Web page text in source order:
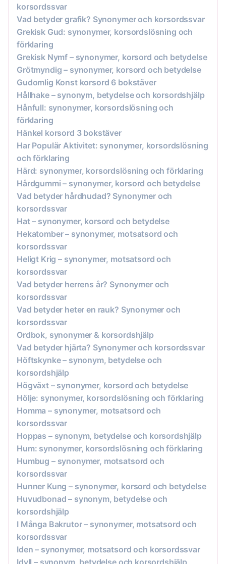
korsordssvar
Vad betyder grafik? Synonymer och korsordssvar
Grekisk Gud: synonymer, korsordslösning och
förklaring
Grekisk Nymf – synonymer, korsord och betydelse
Grötmyndig – synonymer, korsord och betydelse
Gudomlig Konst korsord 6 bokstäver
Hållhake – synonym, betydelse och korsordshjälp
Hånfull: synonymer, korsordslösning och
förklaring
Hänkel korsord 3 bokstäver
Har Populär Aktivitet: synonymer, korsordslösning
och förklaring
Härd: synonymer, korsordslösning och förklaring
Hårdgummi – synonymer, korsord och betydelse
Vad betyder hårdhudad? Synonymer och
korsordssvar
Hat – synonymer, korsord och betydelse
Hekatomber – synonymer, motsatsord och
korsordssvar
Heligt Krig – synonymer, motsatsord och
korsordssvar
Vad betyder herrens år? Synonymer och
korsordssvar
Vad betyder heter en rauk? Synonymer och
korsordssvar
Ordbok, synonymer & korsordshjälp
Vad betyder hjärta? Synonymer och korsordssvar
Höftskynke – synonym, betydelse och
korsordshjälp
Högväxt – synonymer, korsord och betydelse
Hölje: synonymer, korsordslösning och förklaring
Homma – synonymer, motsatsord och
korsordssvar
Hoppas – synonym, betydelse och korsordshjälp
Hum: synonymer, korsordslösning och förklaring
Humbug – synonymer, motsatsord och
korsordssvar
Hunner Kung – synonymer, korsord och betydelse
Huvudbonad – synonym, betydelse och
korsordshjälp
I Många Bakrutor – synonymer, motsatsord och
korsordssvar
Iden – synonymer, motsatsord och korsordssvar